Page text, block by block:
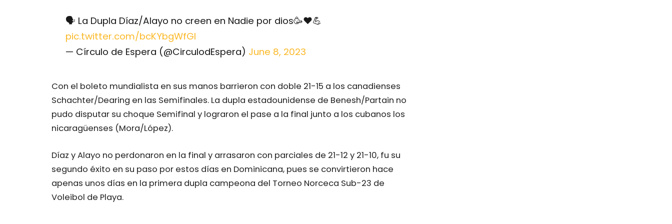
🗣 La Dupla Díaz/Alayo no creen en Nadie por dios🥳❤️💪
pic.twitter.com/bcKYbgWfGl
— Círculo de Espera (@CirculodEspera) June 8, 2023
Con el boleto mundialista en sus manos barrieron con doble 21-15 a los canadienses
Schachter/Dearing en las Semifinales. La dupla estadounidense de Benesh/Partain no
pudo disputar su choque Semifinal y lograron el pase a la final junto a los cubanos los
nicaragüenses (Mora/López).
Díaz y Alayo no perdonaron en la final y arrasaron con parciales de 21-12 y 21-10, fu su
segundo éxito en su paso por estos días en Dominicana, pues se convirtieron hace
apenas unos días en la primera dupla campeona del Torneo Norceca Sub-23 de
Voleibol de Playa.